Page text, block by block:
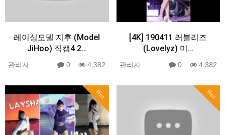
레이싱모델 지후 (Model
JiHoo) 직캠4 2…
관리자 0 4,382
[4K] 190411 러블리즈
(Lovelyz) 미…
관리자 0 4,382
Hot Hot